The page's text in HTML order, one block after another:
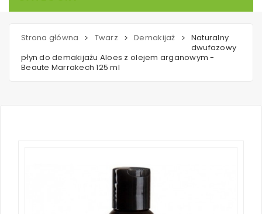
Strona główna > Twarz > Demakijaż > Naturalny
dwufazowy
płyn do demakijażu Aloes z olejem arganowym -
Beaute Marrakech 125 ml